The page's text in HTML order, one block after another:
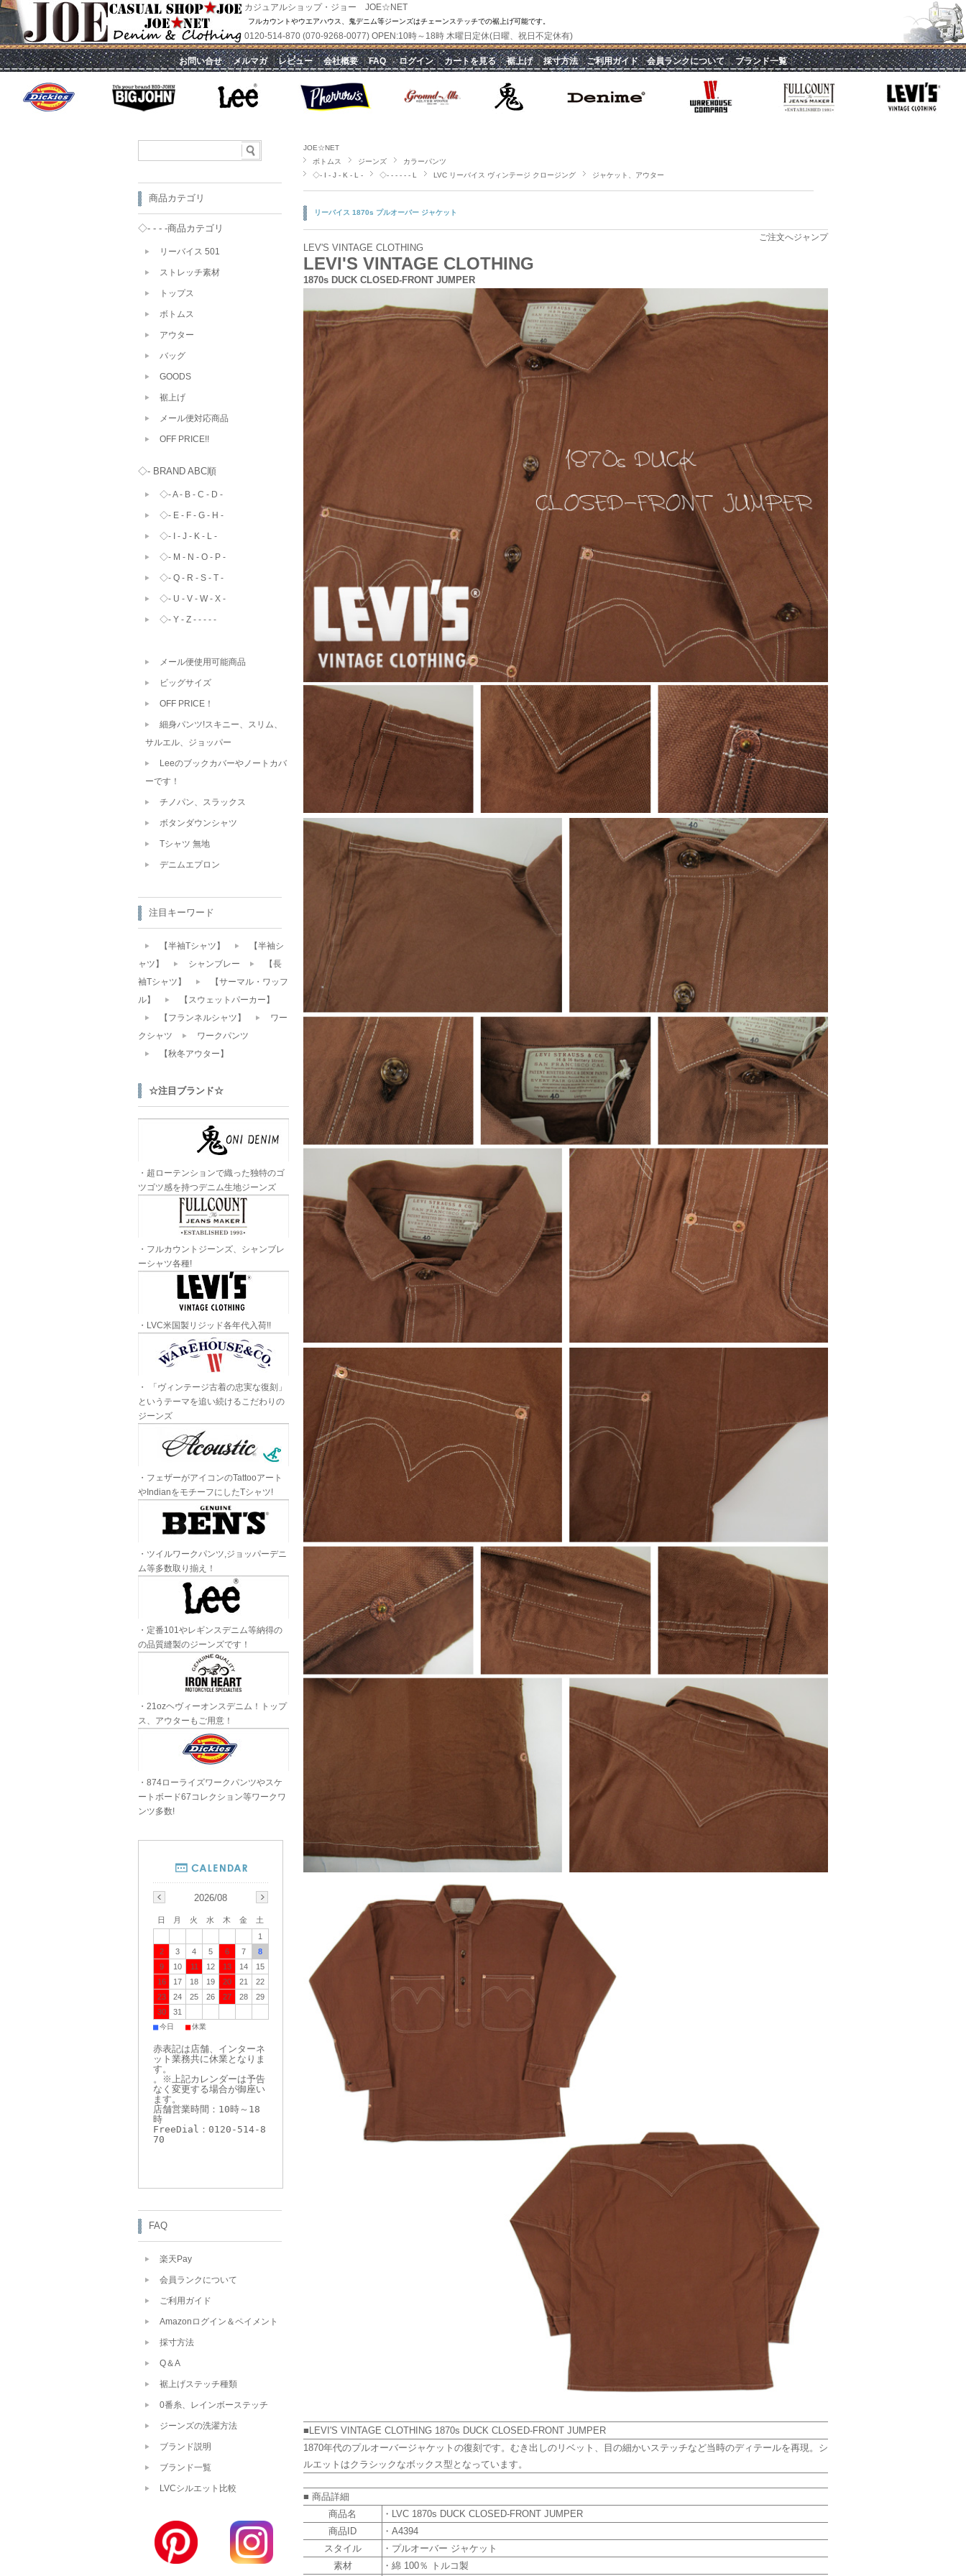
カジュアルショップ・ジョー JOE☆NET
フルカウントやウエアハウス、鬼デニム等ジーンズはチェーンステッチでの裾上げ可能です。
0120-514-870 (070-9268-0077) OPEN:10時～18時 木曜日定休(日曜、祝日不定休有)
｜お問い合せ｜メルマガ｜レビュー｜会社概要｜FAQ｜ログイン｜カートを見る｜裾上げ｜採寸方法｜ご利用ガイド｜会員ランクについて｜ブランド一覧｜
JOE☆NET
ボトムス
ジーンズ
カラーパンツ
◇- I - J - K - L -
◇- - - - - - L LVC リーバイス ヴィンテージ クロージング ジャケット、アウター
リーバイス 1870s プルオーバー ジャケット
ご注文へジャンプ
LEV'S VINTAGE CLOTHING
LEVI'S VINTAGE CLOTHING
1870s DUCK CLOSED-FRONT JUMPER
■LEVI'S VINTAGE CLOTHING 1870s DUCK CLOSED-FRONT JUMPER
1870年代のプルオーバージャケットの復刻です。むき出しのリベット、目の細かいステッチなど当時のディテールを再現。シ
ルエットはクラシックなボックス型となっています。
■ 商品詳細
商品名
・LVC 1870s DUCK CLOSED-FRONT JUMPER
商品ID
・A4394
スタイル
・プルオーバー ジャケット
素材
・綿 100％ トルコ製
商品カテゴリ
◇- - - -商品カテゴリ
リーバイス 501
ストレッチ素材
トップス
ボトムス
アウター
バッグ
GOODS
裾上げ
メール便対応商品
OFF PRICE!!
◇- BRAND ABC順
◇- A - B - C - D -
◇- E - F - G - H -
◇- I - J - K - L -
◇- M - N - O - P -
◇- Q - R - S - T -
◇- U - V - W - X -
◇- Y - Z - - - - -
メール便使用可能商品
ビッグサイズ
OFF PRICE！
細身パンツ!スキニー、スリム、
サルエル、ジョッパー
Leeのブックカバーやノートカバ
ーです！
チノパン、スラックス
ボタンダウンシャツ
Tシャツ 無地
デニムエプロン
注目キーワード
【半袖Tシャツ】
【半袖シ
ャツ】
シャンブレー
【長
袖Tシャツ】
【サーマル・ワッフ
ル】
【スウェットパーカー】
【フランネルシャツ】
ワー
クシャツ
ワークパンツ
【秋冬アウター】
☆注目ブランド☆
・超ローテンションで織った独特のゴ
ツゴツ感を持つデニム生地ジーンズ
・フルカウントジーンズ、シャンブレ
ーシャツ各種!
・LVC米国製リジッド各年代入荷!!
・ 「ヴィンテージ古着の忠実な復刻」
というテーマを追い続けるこだわりの
ジーンズ
・フェザーがアイコンのTattooアート
やIndianをモチーフにしたTシャツ!
・ツイルワークパンツ,ジョッパーデニ
ム等多数取り揃え！
・定番101やレギンスデニム等納得の
の品質縫製のジーンズです！
・21ozヘヴィーオンスデニム！トップ
ス、アウターもご用意！
・874ローライズワークパンツやスケ
ートボード67コレクション等ワークワ
ンツ多数!
2026/08
日 月 火 水 木 金
土
1
2
3 4 5 6 7
8
9
10 11 12 13 14
15
16
17 18 19 20 21
22
23
24 25 26 27 28
29
30
31
■今日 ■休業
赤表記は店舗、インターネ
ット業務共に休業となりま
す。
。※上記カレンダーは予告
なく変更する場合が御座い
ます。
店舗営業時間：10時～18
時
FreeDial：0120-514-8
70
FAQ
楽天Pay
会員ランクについて
ご利用ガイド
Amazonログイン＆ペイメント
採寸方法
Q＆A
裾上げステッチ種類
0番糸、レインボーステッチ
ジーンズの洗濯方法
ブランド説明
ブランド一覧
LVCシルエット比較